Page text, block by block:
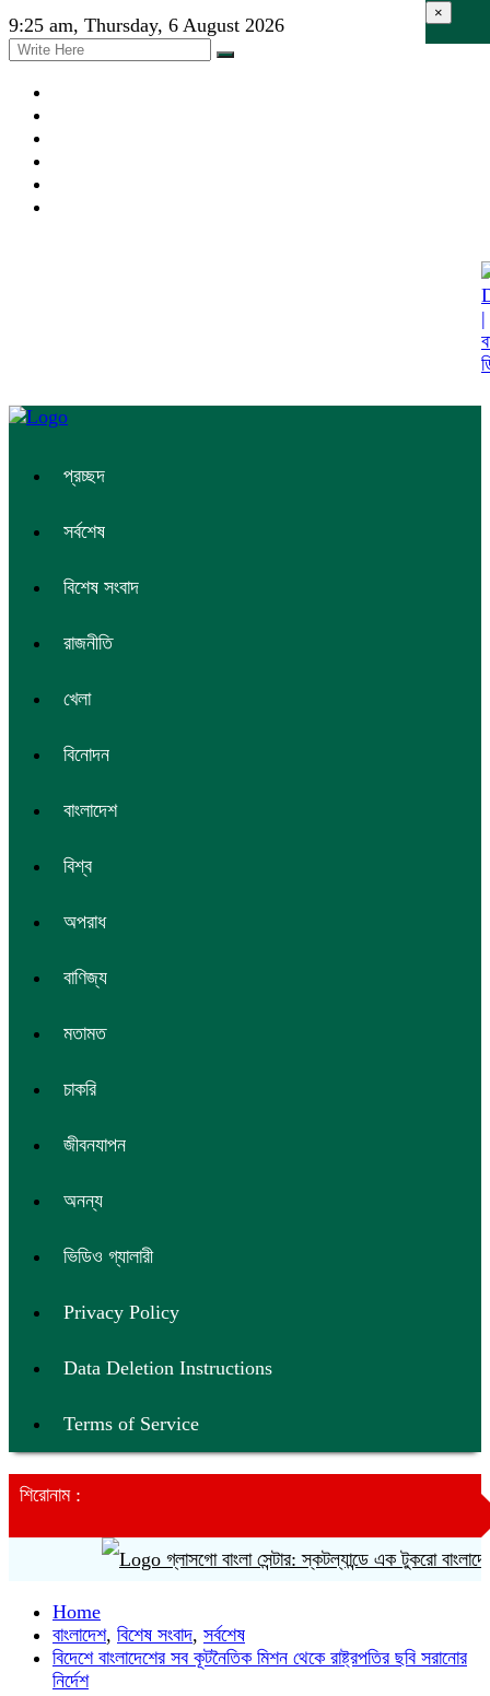
9:25 am, Thursday, 6 August 2026
প্রচ্ছদ
সর্বশেষ
বিশেষ সংবাদ
রাজনীতি
খেলা
বিনোদন
বাংলাদেশ
বিশ্ব
অপরাধ
বাণিজ্য
মতামত
চাকরি
জীবনযাপন
অনন্য
ভিডিও গ্যালারী
Privacy Policy
Data Deletion Instructions
Terms of Service
শিরোনাম :
গ্লাসগো বাংলা সেন্টার: স্কটল্যান্ডে এক টুকরো বাংলাদেশ
×
Home
বাংলাদেশ, বিশেষ সংবাদ, সর্বশেষ
বিদেশে বাংলাদেশের সব কূটনৈতিক মিশন থেকে রাষ্ট্রপতির ছবি সরানোর
নির্দেশ